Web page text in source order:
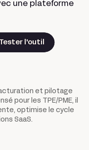
une plateforme
Tester l'outil
et pilotage
pour les TPE/PME, il
optimise le cycle
SaaS.